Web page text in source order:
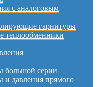
с аналоговым
гарнитуры
теплообменники
большой серии
и давления прямого